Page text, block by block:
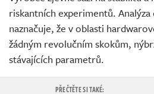
riskantních experimentů.
naznačuje, že v oblasti
žádným revolučním skokům,
stávajících parametrů.